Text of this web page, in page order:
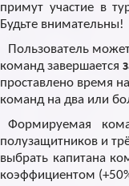
примут участие в
Будьте внимательны!
Пользователь
команд завершается
проставлено время
команд на два или
Формируемая
полузащитников и
выбрать капитана
коэффициентом